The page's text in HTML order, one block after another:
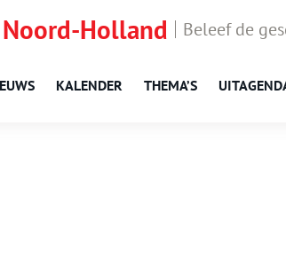
Holland Beleef de
KALENDER THEMA’S